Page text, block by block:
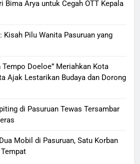
Bima Arya untuk Cegah OTT Kepala
Kisah Pilu Wanita Pasuruan yang
Tempo Doeloe” Meriahkan Kota
Ajak Lestarikan Budaya dan Dorong
di Pasuruan Tewas Tersambar
Mobil di Pasuruan, Satu Korban